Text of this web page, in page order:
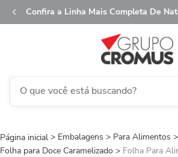
Confira a Linha Mais Completa De
O que você está buscando?
Embalagens Para Alimentos
Folha para Doce Caramelizado
Folha Para
1º
fita